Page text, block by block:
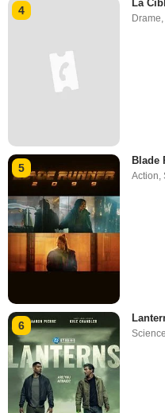
4
La
Drame
5
Blade
Action,
6